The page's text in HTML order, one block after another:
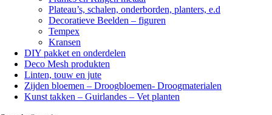
Plateau’s, schalen, onderborden, planters, e.d
Decoratieve Beelden – figuren
Tempex
Kransen
DIY pakket en onderdelen
Deco Mesh produkten
Linten, touw en jute
Zijden bloemen – Droogbloemen- Droogmaterialen
Kunst takken – Guirlandes – Vet planten